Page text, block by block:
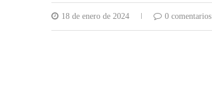
18 de enero de 2024 0 comentarios